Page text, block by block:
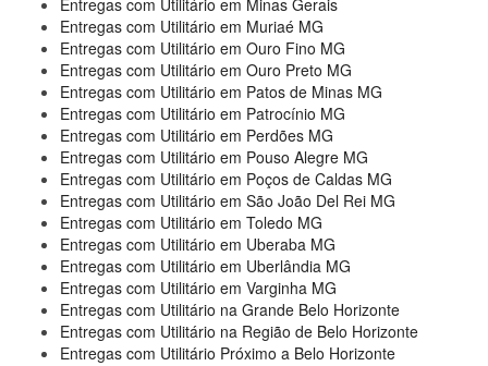
Entregas com Utilitário em Minas Gerais
Entregas com Utilitário em Muriaé MG
Entregas com Utilitário em Ouro Fino MG
Entregas com Utilitário em Ouro Preto MG
Entregas com Utilitário em Patos de Minas MG
Entregas com Utilitário em Patrocínio MG
Entregas com Utilitário em Perdões MG
Entregas com Utilitário em Pouso Alegre MG
Entregas com Utilitário em Poços de Caldas MG
Entregas com Utilitário em São João Del Rei MG
Entregas com Utilitário em Toledo MG
Entregas com Utilitário em Uberaba MG
Entregas com Utilitário em Uberlândia MG
Entregas com Utilitário em Varginha MG
Entregas com Utilitário na Grande Belo Horizonte
Entregas com Utilitário na Região de Belo Horizonte
Entregas com Utilitário Próximo a Belo Horizonte